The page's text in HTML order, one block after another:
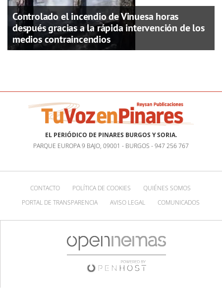
Controlado el incendio de Vinuesa horas
después gracias a la rápida intervención de los
medios contraincendios
EL PERIÓDICO DE PINARES BURGOS Y SORIA.
PARQUE EUROPA 9 BAJO, 09001 - BURGOS - 947 256 767
CONTACTO POLÍTICA DE COOKIES
QUIÉNES SOMOS
PORTAL DE TRANSPARENCIA
AVISO LEGAL COMUNICADOS